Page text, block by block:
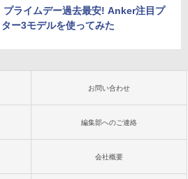
ライムデー過去最安! Anker注目プ
ー3モデルを使ってみた
お問い合わせ
編集部へのご連絡
会社概要